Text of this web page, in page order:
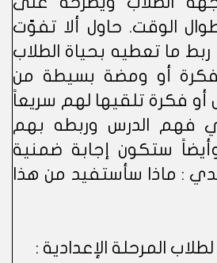
طوال الوقت. حاول ألا تفوّت
ما تعطيه بحياة الطلاب
فكرة أو ومضة بسيطة من
أو فكرة تلقيها لهم سريعاً
فهم الدرس وربطه بهم
ستكون إجابة ضمنية
: ماذا سأستفيد من هذا
المرحلة الإعدادية :